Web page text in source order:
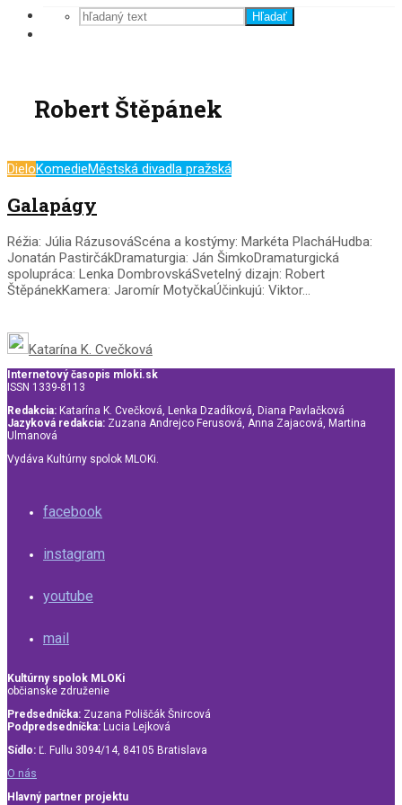
Hľadať
Robert Štěpánek
DieloKomedieMěstská divadla pražská
Galapágy
Réžia: Júlia RázusováScéna a kostýmy: Markéta PlacháHudba:
Jonatán PastirčákDramaturgia: Ján ŠimkoDramaturgická
spolupráca: Lenka DombrovskáSvetelný dizajn: Robert
ŠtěpánekKamera: Jaromír MotyčkaÚčinkujú: Viktor...
Katarína K. Cvečková
Internetový časopis mloki.sk
ISSN 1339-8113
Redakcia: Katarína K. Cvečková, Lenka Dzadíková, Diana Pavlačková
Jazyková redakcia: Zuzana Andrejco Ferusová, Anna Zajacová, Martina
Ulmanová
Vydáva Kultúrny spolok MLOKi.
facebook
instagram
youtube
mail
Kultúrny spolok MLOKi
občianske združenie
Predsedníčka: Zuzana Poliščák Šnircová
Podpredsedníčka: Lucia Lejková
Sídlo: Ľ. Fullu 3094/14, 84105 Bratislava
O nás
Hlavný partner projektu